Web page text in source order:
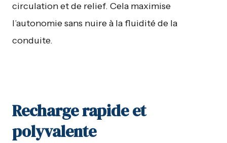
circulation et de relief. Cela maximise
l’autonomie sans nuire à la fluidité de la
conduite.
Recharge rapide et
polyvalente